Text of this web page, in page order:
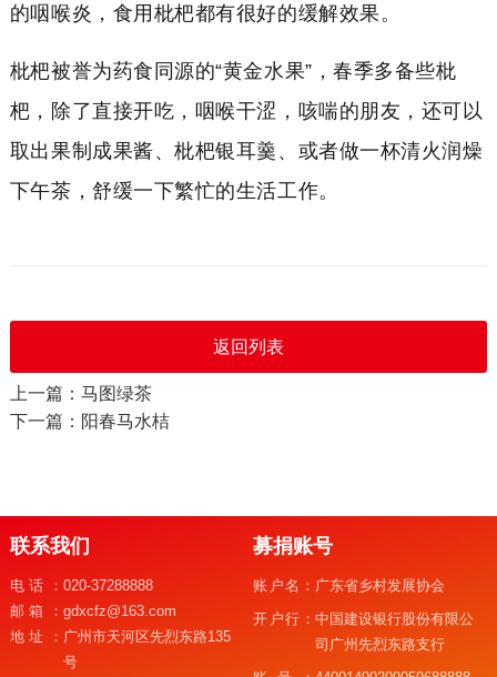
的咽喉炎，食用枇杷都有很好的缓解效果。
枇杷被誉为药食同源的“黄金水果”，春季多备些枇
杷，除了直接开吃，咽喉干涩，咳喘的朋友，还可以
取出果制成果酱、枇杷银耳羹、或者做一杯清火润燥
下午茶，舒缓一下繁忙的生活工作。
返回列表
上一篇：马图绿茶
下一篇：阳春马水桔
联系我们
电话： 020-37288888
邮箱： gdxcfz@163.com
地址： 广州市天河区先烈东路135
号
募捐账号
账户名： 广东省乡村发展协会
开户行：中国建设银行股份有限公
司广州先烈东路支行